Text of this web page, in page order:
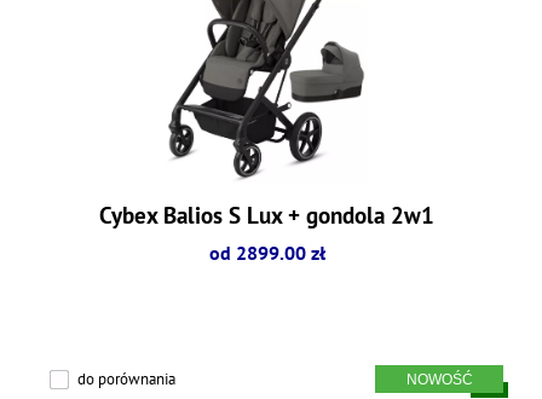
Cybex Balios S Lux + gondola 2w1
od 2899.00 zł
do porównania